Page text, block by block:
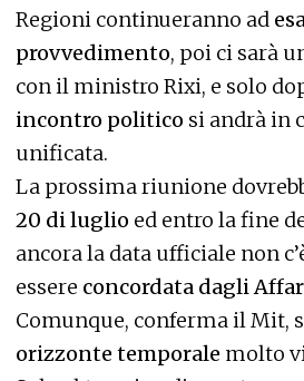
Regioni continueranno ad
provvedimento, poi ci sarà
con il ministro Rixi, e solo
incontro politico si andrà in
unificata.
La prossima riunione
20 di luglio ed entro la fine
ancora la data ufficiale non
essere concordata dagli
Comunque, conferma il Mit,
orizzonte temporale molto